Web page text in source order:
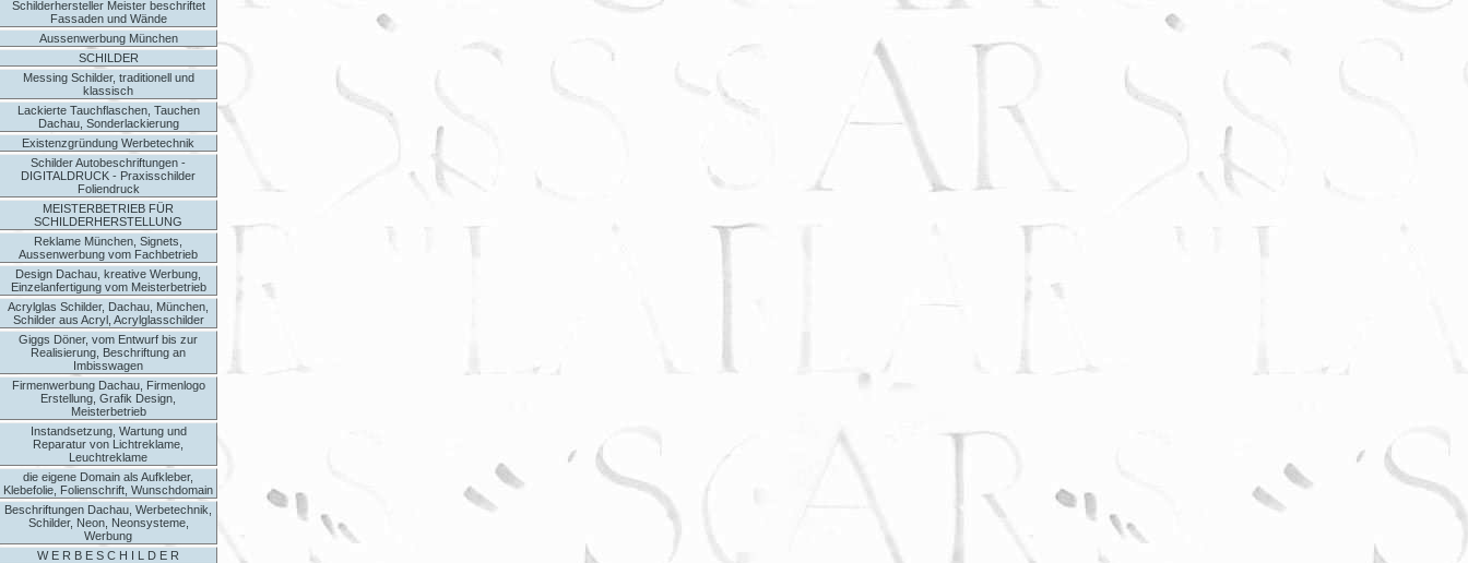
Schilderhersteller Meister beschriftet
Fassaden und Wände
Aussenwerbung München
SCHILDER
Messing Schilder, traditionell und
klassisch
Lackierte Tauchflaschen, Tauchen
Dachau, Sonderlackierung
Existenzgründung Werbetechnik
Schilder Autobeschriftungen -
DIGITALDRUCK - Praxisschilder
Foliendruck
MEISTERBETRIEB FÜR
SCHILDERHERSTELLUNG
Reklame München, Signets,
Aussenwerbung vom Fachbetrieb
Design Dachau, kreative Werbung,
Einzelanfertigung vom Meisterbetrieb
Acrylglas Schilder, Dachau, München,
Schilder aus Acryl, Acrylglasschilder
Giggs Döner, vom Entwurf bis zur
Realisierung, Beschriftung an
Imbisswagen
Firmenwerbung Dachau, Firmenlogo
Erstellung, Grafik Design,
Meisterbetrieb
Instandsetzung, Wartung und
Reparatur von Lichtreklame,
Leuchtreklame
die eigene Domain als Aufkleber,
Klebefolie, Folienschrift, Wunschdomain
Beschriftungen Dachau, Werbetechnik,
Schilder, Neon, Neonsysteme,
Werbung
W E R B E S C H I L D E R